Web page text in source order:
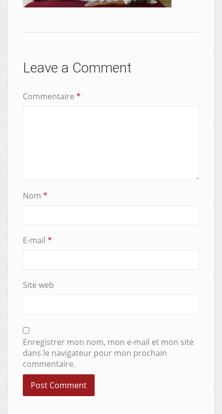
Leave a Comment
Commentaire *
Nom *
E-mail *
Site web
Enregistrer mon nom, mon e-mail et mon site
dans le navigateur pour mon prochain
commentaire.